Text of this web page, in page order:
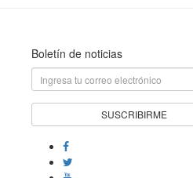
Boletín de noticias